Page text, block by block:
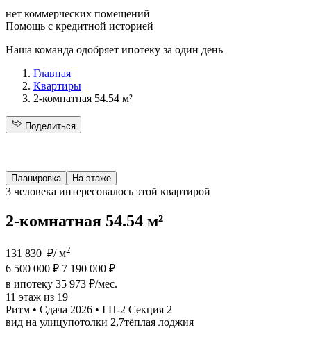
нет коммерческих помещений
Помощь с кредитной историей
Наша команда одобряет ипотеку за один день
Главная
Квартиры
2-комнатная 54.54 м²
Поделиться
Планировка На этаже
3 человека интересовалось этой квартирой
2-комнатная 54.54 м²
131 830 ₽/ м2
6 500 000 ₽ 7 190 000 ₽
в ипотеку 35 973 ₽/мес.
11 этаж из 19
Ритм • Сдача 2026 • ГП-2 Секция 2
вид на улицупотолки 2,7тёплая лоджия